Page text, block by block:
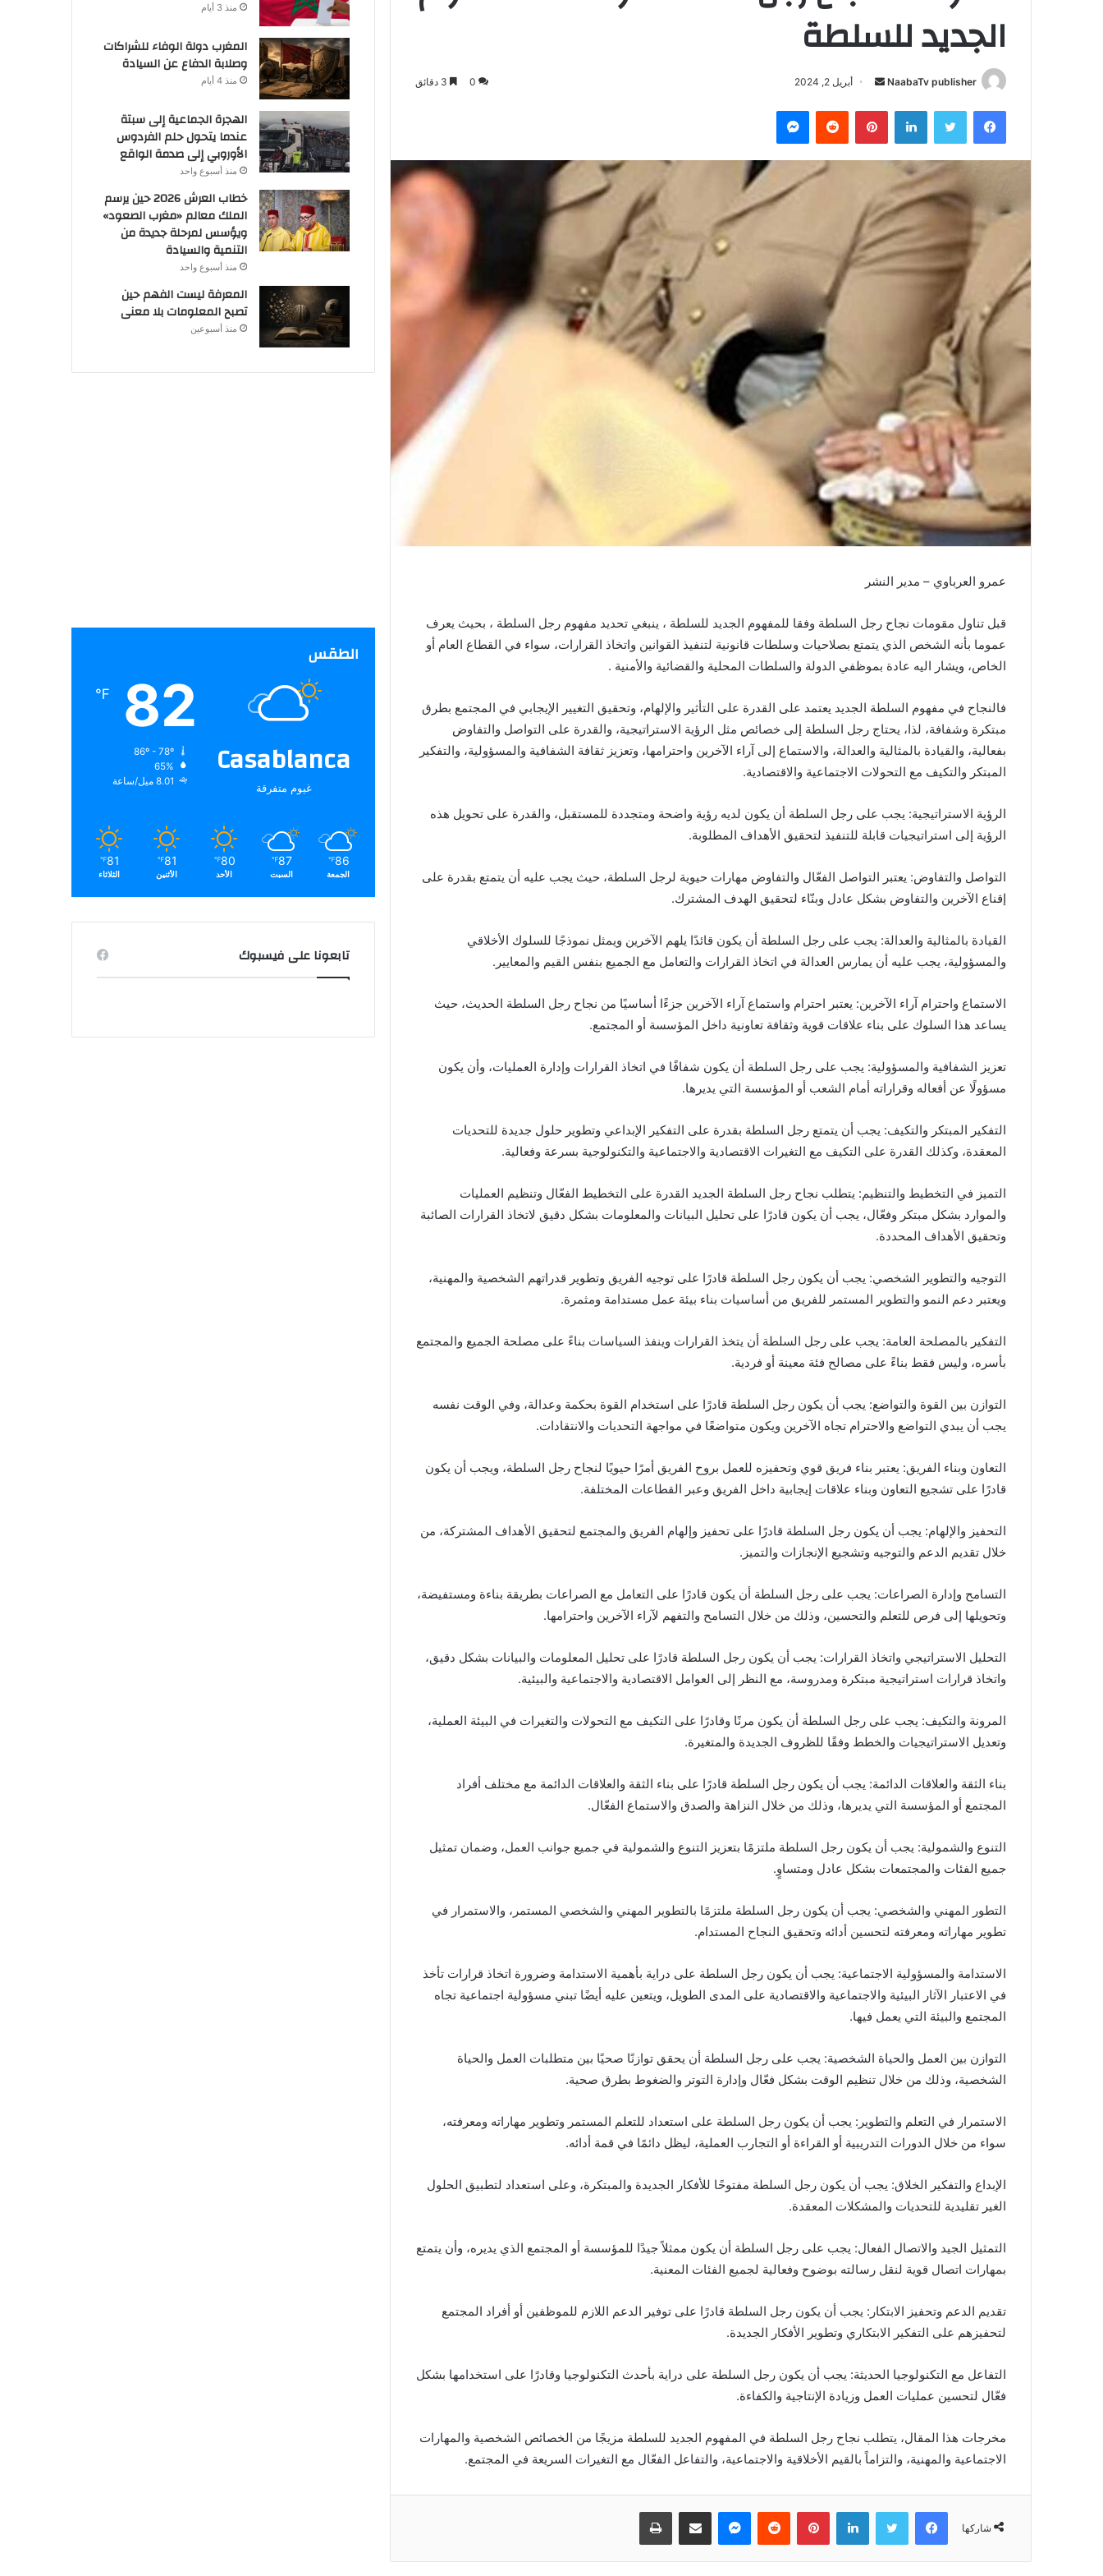
الجديد للسلطة
NaabaTv publisher
س
ب
د
ا
إ
أبريل 2, 2024 0
فيسبوك لينكدإن بينتيريست
عمرو العرباوي – مدير النشر
قبل تناول مقومات نجاح رجل السلطة وفقا للمفهوم الجديد للسلطة ، ينبغي تحديد مفهوم رجل السلطة ، بحيث يعرف
عموما بأنه الشخص الذي يتمتع بصلاحيات وسلطات قانونية لتنفيذ القوانين واتخاذ القرارات، سواء في القطاع العام أو
الخاص، ويشار اليه عادة بموظفي الدولة والسلطات المحلية والقضائية والأمنية .
فالنجاح في مفهوم السلطة الجديد يعتمد على القدرة على التأثير والإلهام، وتحقيق التغيير الإيجابي في المجتمع بطرق
مبتكرة وشفافة، لذا، يحتاج رجل السلطة إلى خصائص مثل الرؤية الاستراتيجية، والقدرة على التواصل والتفاوض
بفعالية، والقيادة بالمثالية والعدالة، والاستماع إلى آراء الآخرين واحترامها، وتعزيز ثقافة الشفافية والمسؤولية، والتفكير
المبتكر والتكيف مع التحولات الاجتماعية والاقتصادية.
الرؤية الاستراتيجية: يجب على رجل السلطة أن يكون لديه رؤية واضحة ومتجددة للمستقبل، والقدرة على تحويل هذه
الرؤية إلى استراتيجيات قابلة للتنفيذ لتحقيق الأهداف المطلوبة.
التواصل والتفاوض: يعتبر التواصل الفعّال والتفاوض مهارات حيوية لرجل السلطة، حيث يجب عليه أن يتمتع بقدرة على
إقناع الآخرين والتفاوض بشكل عادل وبنّاء لتحقيق الهدف المشترك.
القيادة بالمثالية والعدالة: يجب على رجل السلطة أن يكون قائدًا يلهم الآخرين ويمثل نموذجًا للسلوك الأخلاقي
والمسؤولية، يجب عليه أن يمارس العدالة في اتخاذ القرارات والتعامل مع الجميع بنفس القيم والمعايير.
الاستماع واحترام آراء الآخرين: يعتبر احترام واستماع آراء الآخرين جزءًا أساسيًا من نجاح رجل السلطة الحديث، حيث
يساعد هذا السلوك على بناء علاقات قوية وثقافة تعاونية داخل المؤسسة أو المجتمع.
تعزيز الشفافية والمسؤولية: يجب على رجل السلطة أن يكون شفافًا في اتخاذ القرارات وإدارة العمليات، وأن يكون
مسؤولًا عن أفعاله وقراراته أمام الشعب أو المؤسسة التي يديرها.
التفكير المبتكر والتكيف: يجب أن يتمتع رجل السلطة بقدرة على التفكير الإبداعي وتطوير حلول جديدة للتحديات
المعقدة، وكذلك القدرة على التكيف مع التغيرات الاقتصادية والاجتماعية والتكنولوجية بسرعة وفعالية.
التميز في التخطيط والتنظيم: يتطلب نجاح رجل السلطة الجديد القدرة على التخطيط الفعّال وتنظيم العمليات
والموارد بشكل مبتكر وفعّال، يجب أن يكون قادرًا على تحليل البيانات والمعلومات بشكل دقيق لاتخاذ القرارات الصائبة
وتحقيق الأهداف المحددة.
التوجيه والتطوير الشخصي: يجب أن يكون رجل السلطة قادرًا على توجيه الفريق وتطوير قدراتهم الشخصية والمهنية،
ويعتبر دعم النمو والتطوير المستمر للفريق من أساسيات بناء بيئة عمل مستدامة ومثمرة.
التفكير بالمصلحة العامة: يجب على رجل السلطة أن يتخذ القرارات وينفذ السياسات بناءً على مصلحة الجميع والمجتمع
بأسره، وليس فقط بناءً على مصالح فئة معينة أو فردية.
التوازن بين القوة والتواضع: يجب أن يكون رجل السلطة قادرًا على استخدام القوة بحكمة وعدالة، وفي الوقت نفسه
يجب أن يبدي التواضع والاحترام تجاه الآخرين ويكون متواضعًا في مواجهة التحديات والانتقادات.
التعاون وبناء الفريق: يعتبر بناء فريق قوي وتحفيزه للعمل بروح الفريق أمرًا حيويًا لنجاح رجل السلطة، ويجب أن يكون
قادرًا على تشجيع التعاون وبناء علاقات إيجابية داخل الفريق وعبر القطاعات المختلفة.
التحفيز والإلهام: يجب أن يكون رجل السلطة قادرًا على تحفيز وإلهام الفريق والمجتمع لتحقيق الأهداف المشتركة، من
خلال تقديم الدعم والتوجيه وتشجيع الإنجازات والتميز.
التسامح وإدارة الصراعات: يجب على رجل السلطة أن يكون قادرًا على التعامل مع الصراعات بطريقة بناءة ومستفيضة،
وتحويلها إلى فرص للتعلم والتحسين، وذلك من خلال التسامح والتفهم لآراء الآخرين واحترامها.
التحليل الاستراتيجي واتخاذ القرارات: يجب أن يكون رجل السلطة قادرًا على تحليل المعلومات والبيانات بشكل دقيق،
واتخاذ قرارات استراتيجية مبتكرة ومدروسة، مع النظر إلى العوامل الاقتصادية والاجتماعية والبيئية.
المرونة والتكيف: يجب على رجل السلطة أن يكون مرنًا وقادرًا على التكيف مع التحولات والتغيرات في البيئة العملية،
وتعديل الاستراتيجيات والخطط وفقًا للظروف الجديدة والمتغيرة.
بناء الثقة والعلاقات الدائمة: يجب أن يكون رجل السلطة قادرًا على بناء الثقة والعلاقات الدائمة مع مختلف أفراد
المجتمع أو المؤسسة التي يديرها، وذلك من خلال النزاهة والصدق والاستماع الفعّال.
التنوع والشمولية: يجب أن يكون رجل السلطة ملتزمًا بتعزيز التنوع والشمولية في جميع جوانب العمل، وضمان تمثيل
جميع الفئات والمجتمعات بشكل عادل ومتساوٍ.
التطور المهني والشخصي: يجب أن يكون رجل السلطة ملتزمًا بالتطوير المهني والشخصي المستمر، والاستمرار في
تطوير مهاراته ومعرفته لتحسين أدائه وتحقيق النجاح المستدام.
الاستدامة والمسؤولية الاجتماعية: يجب أن يكون رجل السلطة على دراية بأهمية الاستدامة وضرورة اتخاذ قرارات تأخذ
في الاعتبار الآثار البيئية والاجتماعية والاقتصادية على المدى الطويل، ويتعين عليه أيضًا تبني مسؤولية اجتماعية تجاه
المجتمع والبيئة التي يعمل فيها.
التوازن بين العمل والحياة الشخصية: يجب على رجل السلطة أن يحقق توازنًا صحيًا بين متطلبات العمل والحياة
الشخصية، وذلك من خلال تنظيم الوقت بشكل فعّال وإدارة التوتر والضغوط بطرق صحية.
الاستمرار في التعلم والتطوير: يجب أن يكون رجل السلطة على استعداد للتعلم المستمر وتطوير مهاراته ومعرفته،
سواء من خلال الدورات التدريبية أو القراءة أو التجارب العملية، ليظل دائمًا في قمة أدائه.
الإبداع والتفكير الخلاق: يجب أن يكون رجل السلطة مفتوحًا للأفكار الجديدة والمبتكرة، وعلى استعداد لتطبيق الحلول
الغير تقليدية للتحديات والمشكلات المعقدة.
التمثيل الجيد والاتصال الفعال: يجب على رجل السلطة أن يكون ممثلاً جيدًا للمؤسسة أو المجتمع الذي يديره، وأن يتمتع
بمهارات اتصال قوية لنقل رسالته بوضوح وفعالية لجميع الفئات المعنية.
تقديم الدعم وتحفيز الابتكار: يجب أن يكون رجل السلطة قادرًا على توفير الدعم اللازم للموظفين أو أفراد المجتمع
لتحفيزهم على التفكير الابتكاري وتطوير الأفكار الجديدة.
التفاعل مع التكنولوجيا الحديثة: يجب أن يكون رجل السلطة على دراية بأحدث التكنولوجيا وقادرًا على استخدامها بشكل
فعّال لتحسين عمليات العمل وزيادة الإنتاجية والكفاءة.
مخرجات هذا المقال، يتطلب نجاح رجل السلطة في المفهوم الجديد للسلطة مزيجًا من الخصائص الشخصية والمهارات
الاجتماعية والمهنية، والتزاماً بالقيم الأخلاقية والاجتماعية، والتفاعل الفعّال مع التغيرات السريعة في المجتمع.
شاركها
فيسبوك لينكدإن بينتيريست
منذ 3 أيام
المغرب دولة الوفاء للشراكات
وصلابة الدفاع عن السيادة
منذ 4 أيام
الهجرة الجماعية إلى سبتة
عندما يتحول حلم الفردوس
الأوروبي إلى صدمة الواقع
منذ أسبوع واحد
خطاب العرش 2026 حين يرسم
الملك معالم «مغرب الصعود»
ويؤسس لمرحلة جديدة من
التنمية والسيادة
منذ أسبوع واحد
المعرفة ليست الفهم حين
تصبح المعلومات بلا معنى
منذ أسبوعين
الطقس
Casablanca
غيوم متفرقة
82
℉
65%
8.01 ميل/ساعة
86
℉
الجمعة
87
℉
السبت
80
℉
الأحد
81
℉
الأثنين
81
℉
الثلاثاء
تابعونا على فيسبوك